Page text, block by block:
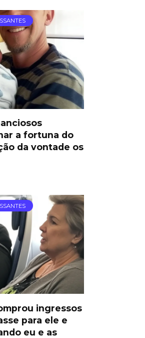
a fortuna do
da vontade os
ingressos
para ele e
eu e as